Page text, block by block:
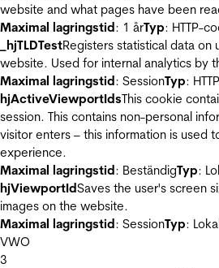
website and what pages have been
Maximal lagringstid: 1 årTyp: HTTP-
_hjTLDTestRegisters statistical data on
website. Used for internal analytics by
Maximal lagringstid: SessionTyp:
hjActiveViewportIdsThis cookie
session. This contains non-personal
visitor enters – this information is used
experience.
Maximal lagringstid: BeständigTyp:
hjViewportIdSaves the user's screen
images on the website.
Maximal lagringstid: SessionTyp:
VWO
3